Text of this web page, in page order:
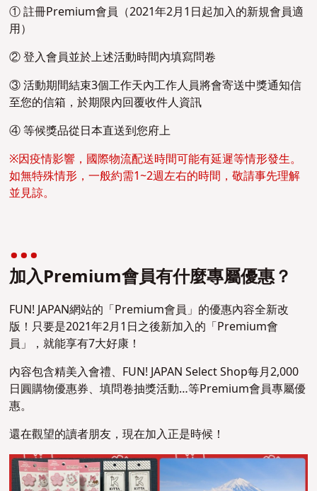
① 註冊Premium會員（2021年2月1日起加入的新規會員適
用）
② 登入會員並於上述活動時間內填寫問卷
③ 活動期間結束3個工作天內工作人員將會寄送中獎通知信
至您的信箱，於期限內回覆收件人資訊
④ 等候獎品從日本直送到您府上
※因疫情影響，國際物流配送時間可能有延遲等情形發生。
如無特殊情形，一般約需1~2週左右的時間，敬請事先理解
並見諒。
加入Premium會員有什麼專屬優惠？
FUN! JAPAN網站的「Premium會員」的優惠內容全新改
版！只要是2021年2月1日之後新加入的「Premium會
員」，就能享有7大好康！
內容包含精美入會禮、FUN! JAPAN Select Shop每月2,000
日圓購物優惠券、填問卷抽獎活動…等Premium會員專屬優
惠。
還在觀望的讀者朋友，現在加入正是時候！